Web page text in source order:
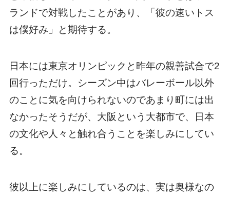
ランドで対戦したことがあり、「彼の速いトス
は僕好み」と期待する。
日本には東京オリンピックと昨年の親善試合で2
回行っただけ。シーズン中はバレーボール以外
のことに気を向けられないのであまり町には出
なかったそうだが、大阪という大都市で、日本
の文化や人々と触れ合うことを楽しみにしてい
る。
彼以上に楽しみにしているのは、実は奥様なの